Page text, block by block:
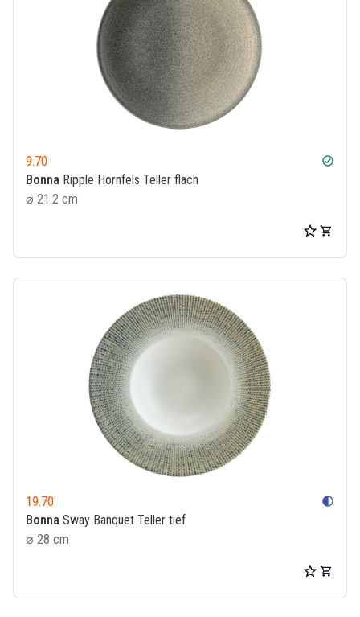
9.70 check_circle
Bonna Ripple Hornfels Teller flach
⌀ 21.2 cm
19.70 contrast
Bonna Sway Banquet Teller tief
⌀ 28 cm